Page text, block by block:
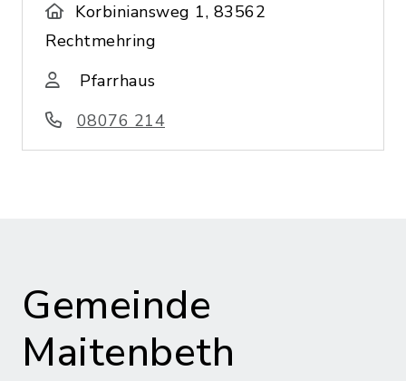
Korbiniansweg 1, 83562
Rechtmehring
Pfarrhaus
08076 214
Gemeinde
Maitenbeth